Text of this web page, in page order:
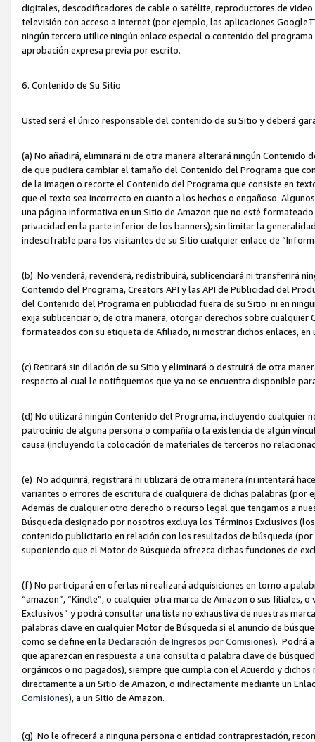
digitales, descodificadores de cable o satélite, reproductores de
televisión con acceso a Internet (por ejemplo, las aplicaciones
ningún tercero utilice ningún enlace especial o contenido del
aprobación expresa previa por escrito.
6. Contenido de Su Sitio
Usted será el único responsable del contenido de su Sitio y deberá
(a) No añadirá, eliminará ni de otra manera alterará ningún
de que pudiera cambiar el tamaño del Contenido del Programa que
de la imagen o recorte el Contenido del Programa que consiste en
que el texto sea incorrecto en cuanto a los hechos o engañoso.
una página informativa en un Sitio de Amazon que no esté
privacidad en la parte inferior de los banners); sin limitar la
indescifrable para los visitantes de su Sitio cualquier enlace de
(b) No venderá, revenderá, redistribuirá, sublicenciará ni transferirá
Contenido del Programa, Creators API y las API de Publicidad del
del Contenido del Programa en publicidad fuera de su Sitio ni en
exija sublicenciar o, de otra manera, otorgar derechos sobre
formateados con su etiqueta de Afiliado, ni mostrar dichos enlaces,
(c) Retirará sin dilación de su Sitio y eliminará o destruirá de otra
respecto al cual le notifiquemos que ya no se encuentra disponible
(d) No utilizará ningún Contenido del Programa, incluyendo cualquier
patrocinio de alguna persona o compañía o la existencia de algún
causa (incluyendo la colocación de materiales de terceros no
(e) No adquirirá, registrará ni utilizará de otra manera (ni intentará
variantes o errores de escritura de cualquiera de dichas palabras (por
Además de cualquier otro derecho o recurso legal que tengamos a
Búsqueda designado por nosotros excluya los Términos Exclusivos
contenido publicitario en relación con los resultados de búsqueda
suponiendo que el Motor de Búsqueda ofrezca dichas funciones de
(f) No participará en ofertas ni realizará adquisiciones en torno a
“amazon”, “Kindle”, o cualquier otra marca de Amazon o sus filiales,
Exclusivos” y podrá consultar una lista no exhaustiva de nuestras
palabras clave en cualquier Motor de Búsqueda si el anuncio de
como se define en la Declaración de Ingresos por Comisiones). Podrá
que aparezcan en respuesta a una consulta o palabra clave de
orgánicos o no pagados), siempre que cumpla con el Acuerdo y
directamente a un Sitio de Amazon, o indirectamente mediante un
Comisiones), a un Sitio de Amazon.
(g) No le ofrecerá a ninguna persona o entidad contraprestación,